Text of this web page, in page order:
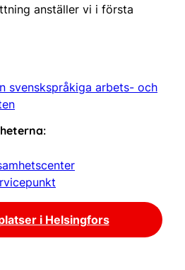
anställer vi i första
svenskspråkiga arbets- och
i Helsingfors